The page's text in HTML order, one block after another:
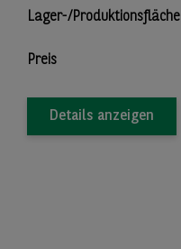
Lager-/Produktionsfläche
Preis
Details anzeigen